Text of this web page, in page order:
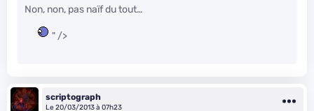
Non, non, pas naïf du tout…
" />
scriptograph
Le 20/03/2013 à 07h23